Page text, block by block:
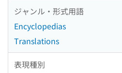
ジャンル・形式用語
Encyclopedias
Translations
表現種別